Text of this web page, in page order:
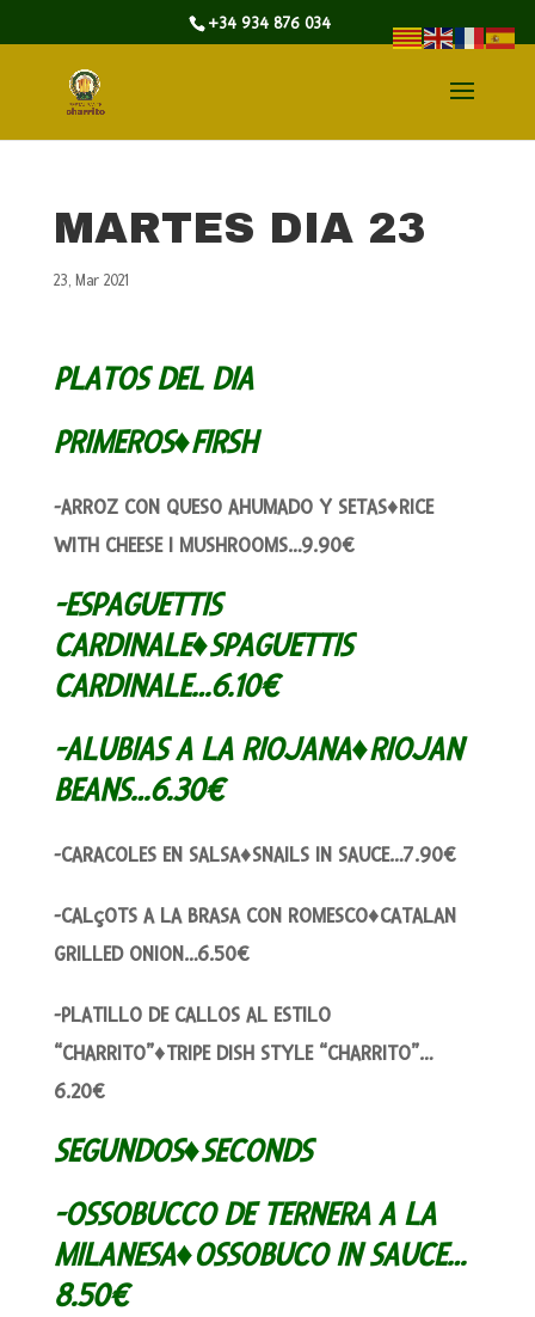
+34 934 876 034
MARTES DIA 23
23, Mar 2021
PLATOS DEL DIA
PRIMEROS♦FIRSH
-ARROZ CON QUESO AHUMADO Y SETAS♦RICE
WITH CHEESE I MUSHROOMS…9.90€
-ESPAGUETTIS
CARDINALE♦SPAGUETTIS
CARDINALE…6.10€
-ALUBIAS A LA RIOJANA♦RIOJAN
BEANS…6.30€
-CARACOLES EN SALSA♦SNAILS IN SAUCE…7.90€
-CALçOTS A LA BRASA CON ROMESCO♦CATALAN
GRILLED ONION…6.50€
-PLATILLO DE CALLOS AL ESTILO
“CHARRITO”♦TRIPE DISH STYLE “CHARRITO”…
6.20€
SEGUNDOS♦SECONDS
-OSSOBUCCO DE TERNERA A LA
MILANESA♦OSSOBUCO IN SAUCE…
8.50€